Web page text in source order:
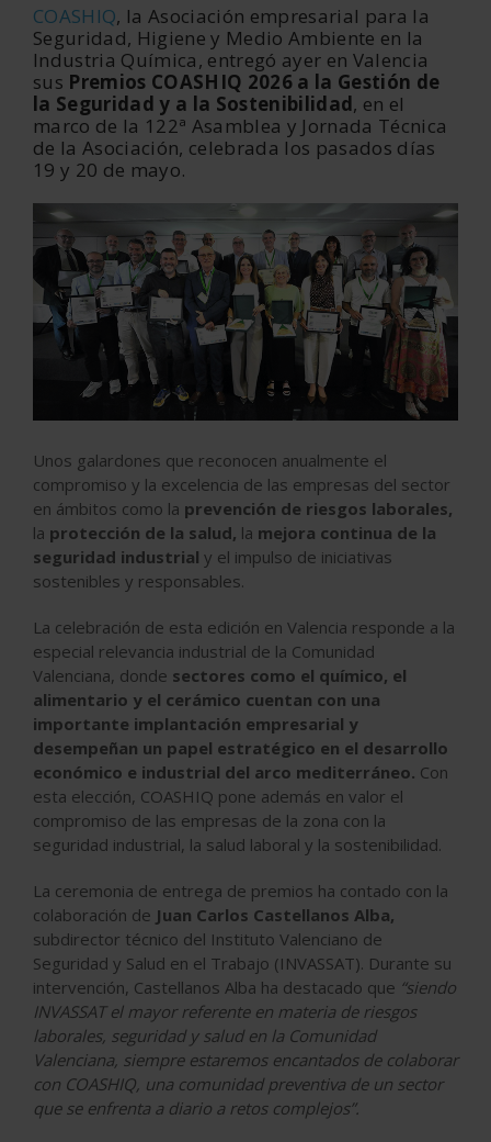
COASHIQ, la Asociación empresarial para la
Seguridad, Higiene y Medio Ambiente en la
Industria Química, entregó ayer en Valencia
sus Premios COASHIQ 2026 a la Gestión de
la Seguridad y a la Sostenibilidad, en el
marco de la 122ª Asamblea y Jornada Técnica
de la Asociación, celebrada los pasados días
19 y 20 de mayo.
Unos galardones que reconocen anualmente el
compromiso y la excelencia de las empresas del sector
en ámbitos como la prevención de riesgos laborales,
la protección de la salud, la mejora continua de la
seguridad industrial y el impulso de iniciativas
sostenibles y responsables.
La celebración de esta edición en Valencia responde a la
especial relevancia industrial de la Comunidad
Valenciana, donde sectores como el químico, el
alimentario y el cerámico cuentan con una
importante implantación empresarial y
desempeñan un papel estratégico en el desarrollo
económico e industrial del arco mediterráneo. Con
esta elección, COASHIQ pone además en valor el
compromiso de las empresas de la zona con la
seguridad industrial, la salud laboral y la sostenibilidad.
La ceremonia de entrega de premios ha contado con la
colaboración de Juan Carlos Castellanos Alba,
subdirector técnico del Instituto Valenciano de
Seguridad y Salud en el Trabajo (INVASSAT). Durante su
intervención, Castellanos Alba ha destacado que “siendo
INVASSAT el mayor referente en materia de riesgos
laborales, seguridad y salud en la Comunidad
Valenciana, siempre estaremos encantados de colaborar
con COASHIQ, una comunidad preventiva de un sector
que se enfrenta a diario a retos complejos”.